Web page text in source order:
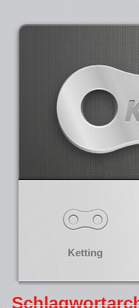
Ketting